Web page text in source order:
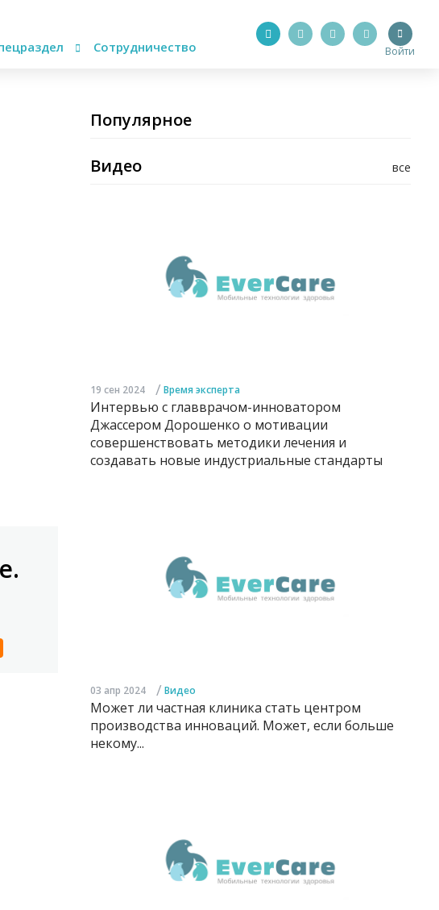
Сотрудничество Войти
Популярное
все
Видео
19 сен 2024 / Время эксперта
Интервью с главврачом-инноватором
Джассером Дорошенко о мотивации
совершенствовать методики лечения и
создавать новые индустриальные стандарты
03 апр 2024 / Видео
Может ли частная клиника стать центром
производства инноваций. Может, если больше
некому...